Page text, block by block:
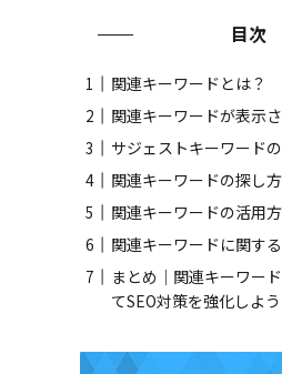
目次
関連キーワードとは？
関連キーワードが表示
サジェストキーワード
関連キーワードの探し方
関連キーワードの活用
関連キーワードに関す
まとめ｜関連キーワー
てSEO対策を強化しよう